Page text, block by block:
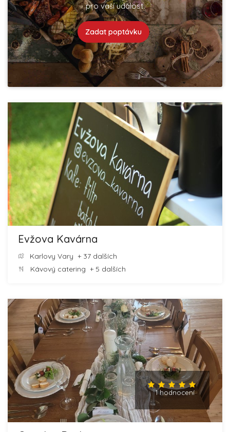
pro vaší událost.
Zadat poptávku
Evžova Kavárna
Karlovy Vary + 37 dalších
Kávový catering + 5 dalších
1 hodnocení